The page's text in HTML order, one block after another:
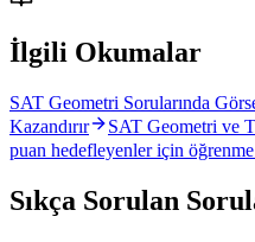
İlgili Okumalar
SAT Geometri Sorularında
Kazandırır
SAT Geometri ve
puan hedefleyenler için öğrenme
Sıkça Sorulan